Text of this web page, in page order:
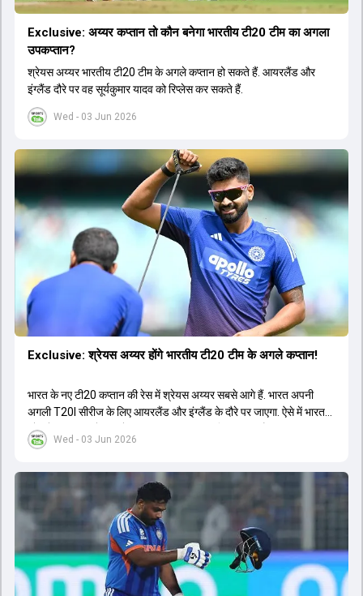
Wed - 03 Jun 2026
Exclusive: अय्यर कप्तान तो कौन बनेगा भारतीय टी20 टीम का अगला
उपकप्तान?
श्रेयस अय्यर भारतीय टी20 टीम के अगले कप्तान हो सकते हैं. आयरलैंड और
इंग्लैंड दौरे पर वह सूर्यकुमार यादव को रिप्लेस कर सकते हैं.
Wed - 03 Jun 2026
Exclusive: श्रेयस अय्यर होंगे भारतीय टी20 टीम के अगले कप्तान!
भारत के नए टी20 कप्तान की रेस में श्रेयस अय्यर सबसे आगे हैं. भारत अपनी
अगली T20I सीरीज के लिए आयरलैंड और इंग्लैंड के दौरे पर जाएगा. ऐसे में भारत
को श्रेयस अय्यर के रूप में एक नया T20I कप्तान मिल सकता है.